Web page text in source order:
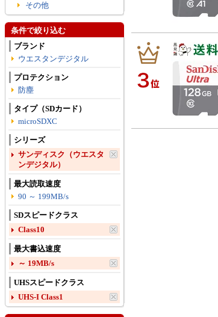
その他
条件で絞り込む
ブランド
ウエスタンデジタル
プロテクション
防塵
タイプ（SDカード）
microSDXC
シリーズ
サンディスク（ウエスタ
ンデジタル）
最大読取速度
90 ～ 199MB/s
SDスピードクラス
Class10
最大書込速度
～ 19MB/s
UHSスピードクラス
UHS-I Class1